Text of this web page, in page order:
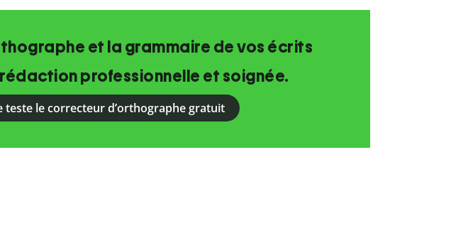
et la grammaire de vos écrits
professionnelle et soignée.
teste le correcteur d’orthographe gratuit